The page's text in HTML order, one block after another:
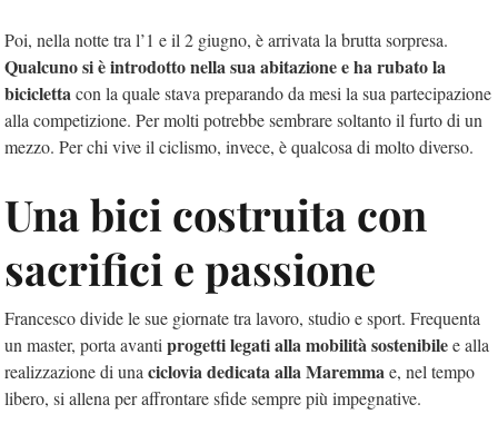
Poi, nella notte tra l’1 e il 2 giugno, è arrivata la brutta sorpresa.
Qualcuno si è introdotto nella sua abitazione e ha rubato la
biciclettacon la quale stava preparando da mesi la sua partecipazione
alla competizione. Per molti potrebbe sembrare soltanto il furto di un
mezzo. Per chi vive il ciclismo, invece, è qualcosa di molto diverso.
Una bici costruita con
sacrifici e passione
Francesco divide le sue giornate tra lavoro, studio e sport. Frequenta
un master, porta avanti progetti legati alla mobilità sostenibilee alla
realizzazione di una ciclovia dedicata alla Maremmae, nel tempo
libero, si allena per affrontare sfide sempre più impegnative.